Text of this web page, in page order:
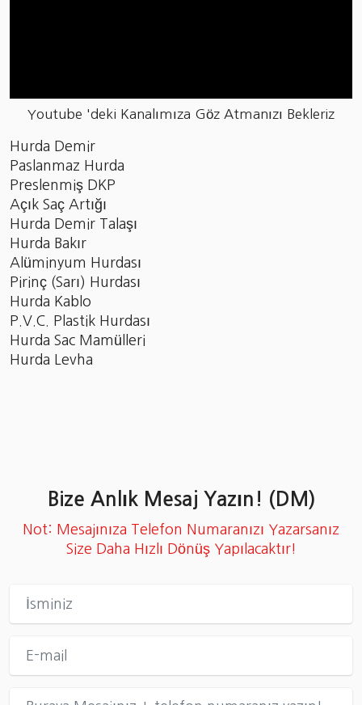
Youtube 'deki Kanalımıza Göz Atmanızı Bekleriz
Hurda Demir
Paslanmaz Hurda
Preslenmiş DKP
Açık Saç Artığı
Hurda Demir Talaşı
Hurda Bakır
Alüminyum Hurdası
Pirinç (Sarı) Hurdası
Hurda Kablo
P.V.C. Plastik Hurdası
Hurda Sac Mamülleri
Hurda Levha
Bize Anlık Mesaj Yazın! (DM)
Not: Mesajınıza Telefon Numaranızı Yazarsanız
Size Daha Hızlı Dönüş Yapılacaktır!